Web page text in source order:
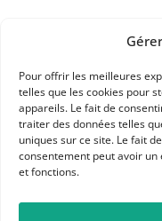
Pour offrir les meilleures
telles que les cookies pour
appareils. Le fait de
traiter des données telles
uniques sur ce site. Le fait
consentement peut avoir
et fonctions.
Association des
BP 6541